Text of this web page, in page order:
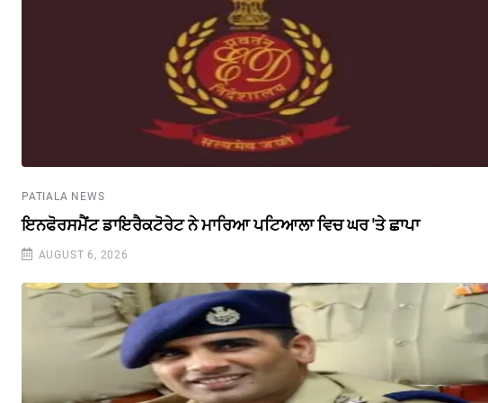
PATIALA NEWS
ਇਨਫੋਰਸਮੈਂਟ ਡਾਇਰੈਕਟੋਰੇਟ ਨੇ ਮਾਰਿਆ ਪਟਿਆਲਾ ਵਿਚ ਘਰ 'ਤੇ ਛਾਪਾ
AUGUST 6, 2026